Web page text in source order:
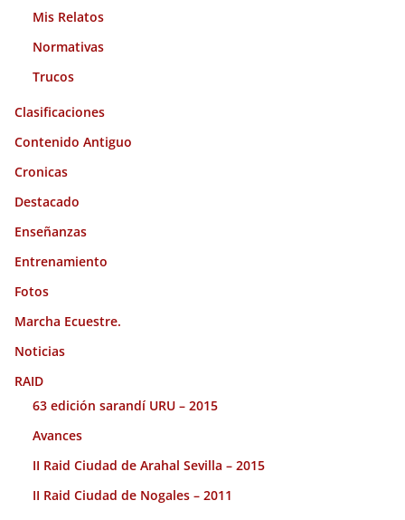
Mis Relatos
Normativas
Trucos
Clasificaciones
Contenido Antiguo
Cronicas
Destacado
Enseñanzas
Entrenamiento
Fotos
Marcha Ecuestre.
Noticias
RAID
63 edición sarandí URU – 2015
Avances
II Raid Ciudad de Arahal Sevilla – 2015
II Raid Ciudad de Nogales – 2011